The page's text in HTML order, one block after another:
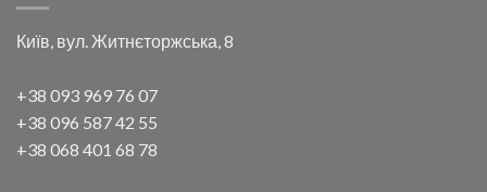
Київ, вул. Житнєторжська, 8
+38 093 969 76 07
+38 096 587 42 55
+38 068 401 68 78